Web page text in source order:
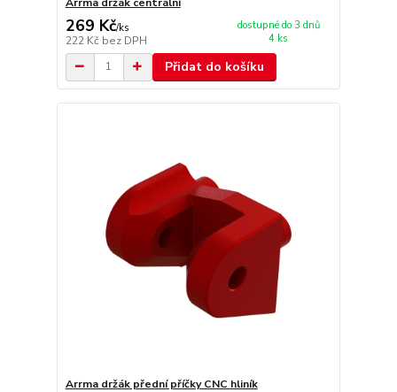
269 Kč/ks
222 Kč bez DPH
dostupné do 3 dnů
4 ks
Přidat do košíku
Arrma držák přední příčky CNC hliník